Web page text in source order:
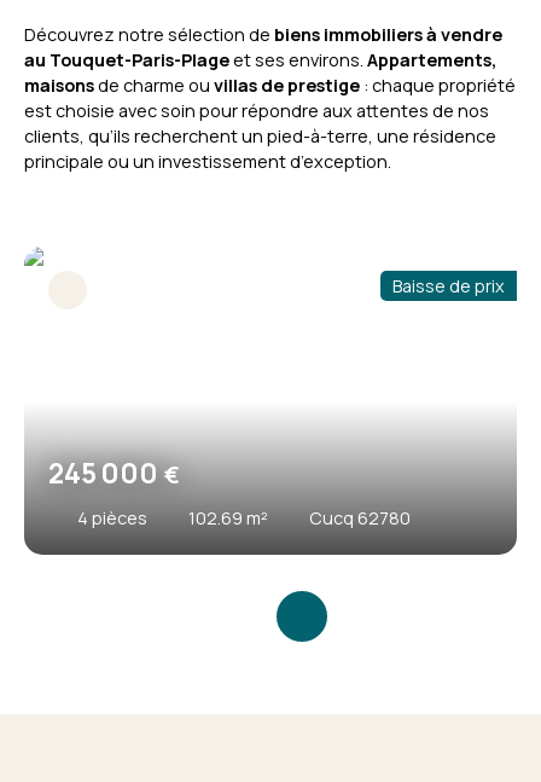
Découvrez notre sélection de biens immobiliers à vendre
au Touquet-Paris-Plageet ses environs. Appartements,
maisonsde charme ou villas de prestige : chaque propriété
est choisie avec soin pour répondre aux attentes de nos
clients, qu’ils recherchent un pied-à-terre, une résidence
principale ou un investissement d’exception.
245 000€
4 pièces 102.69 m² Cucq 62780
Baisse de prix